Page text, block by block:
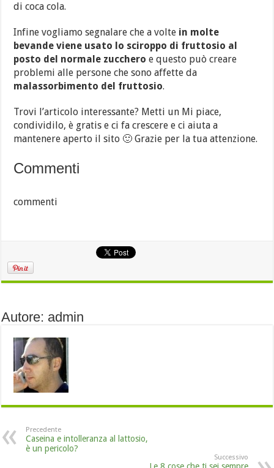
di coca cola.
Infine vogliamo segnalare che a volte in molte
bevande viene usato lo sciroppo di fruttosio al
posto del normale zucchero e questo può creare
problemi alle persone che sono affette da
malassorbimento del fruttosio.
Trovi l’articolo interessante? Metti un Mi piace,
condividilo, è gratis e ci fa crescere e ci aiuta a
mantenere aperto il sito 🙂 Grazie per la tua attenzione.
Commenti
commenti
Autore: admin
Precedente
Caseina e intolleranza al lattosio,
è un pericolo?
Successivo